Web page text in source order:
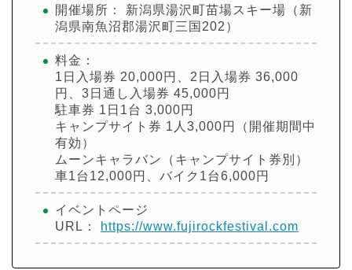
開催場所： 新潟県湯沢町苗場スキー場（新
潟県南魚沼郡湯沢町三国202）
料金：
1日入場券 20,000円、2日入場券 36,000
円、3日通し入場券 45,000円
駐車券 1日1台 3,000円
キャンプサイト券 1人3,000円（開催期間中
有効）
ムーンキャラバン（キャンプサイト券別）
車1台12,000円、バイク1台6,000円
イベントページ
URL：
https://www.fujirockfestival.com